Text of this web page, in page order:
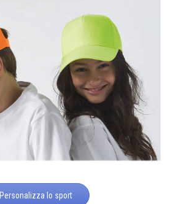
Personalizza lo sport